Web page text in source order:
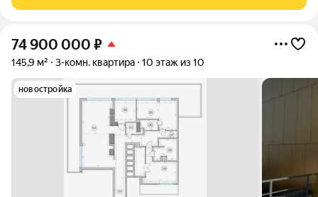
74 900 000 ₽
145,9 м² 3-комн. квартира 10 этаж из 10
новостройка